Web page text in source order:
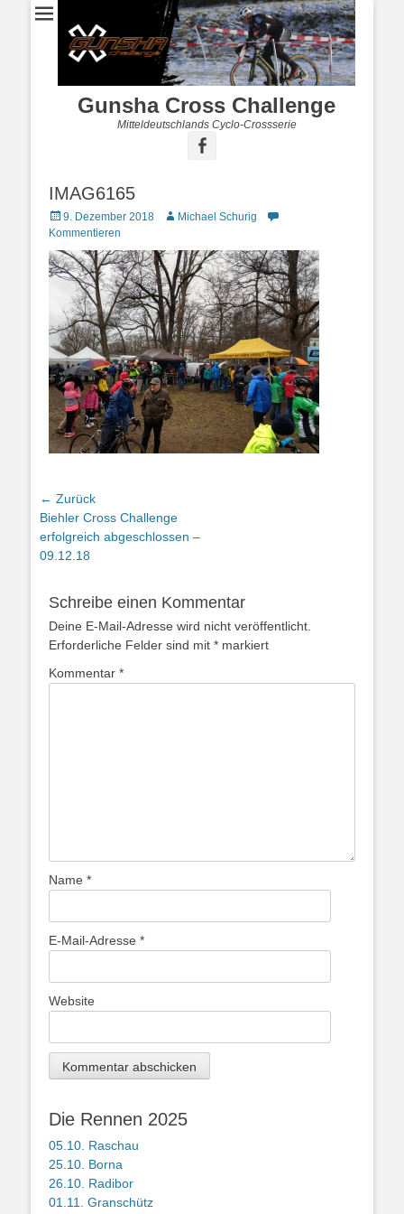
Gunsha Cross Challenge
Mitteldeutschlands Cyclo-Crossserie
IMAG6165
9. Dezember 2018
Michael Schurig
Kommentieren
← Zurück
Vorhergehender
Beitrag:
Biehler Cross Challenge
erfolgreich abgeschlossen –
09.12.18
Schreibe einen Kommentar
Deine E-Mail-Adresse wird nicht veröffentlicht.
Erforderliche Felder sind mit * markiert
Kommentar *
Name *
E-Mail-Adresse *
Website
Die Rennen 2025
05.10. Raschau
25.10. Borna
26.10. Radibor
01.11. Granschütz